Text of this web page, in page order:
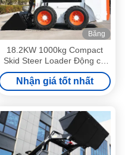
Băng
hình
18.2KW 1000kg Compact
Skid Steer Loader Động cơ
trục đất
Nhận giá tốt nhất